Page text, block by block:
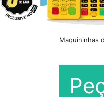
Maquininhas